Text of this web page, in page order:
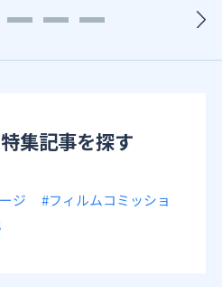
集記事を探す
ジ
#フィルムコミッショ